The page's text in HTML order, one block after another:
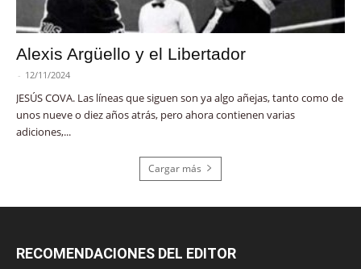
Alexis Argüello y el Libertador
- 12/11/2024
JESÚS COVA. Las líneas que siguen son ya algo añejas, tanto como de
unos nueve o diez años atrás, pero ahora contienen varias
adiciones,...
Cargar más
RECOMENDACIONES DEL EDITOR